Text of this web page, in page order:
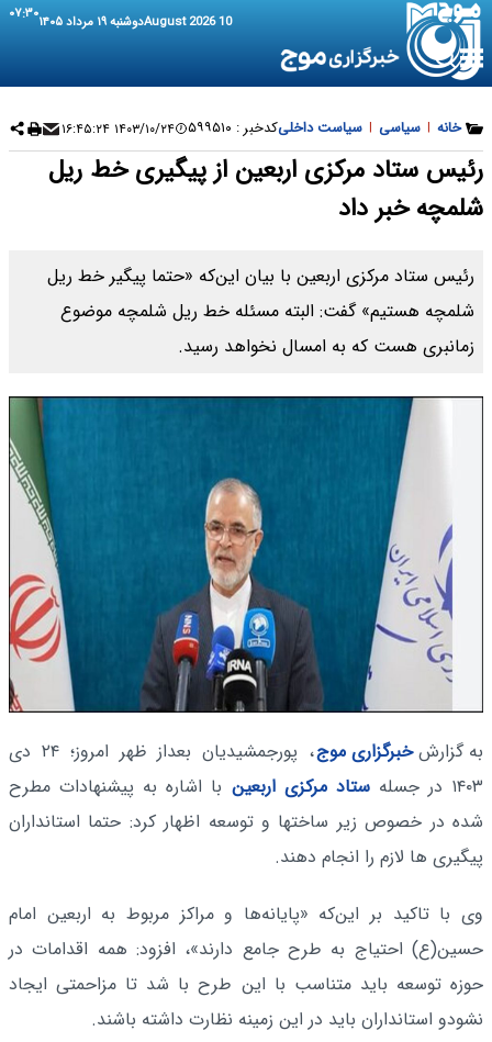
10 August 2026 دوشنبه ۱۹ مرداد ۱۴۰۵ ۰۷:۳۰
خانه | سیاسی | سیاست داخلیکدخبر : ۵۹۹۵۱۰ ۱۴۰۳/۱۰/۲۴ ۱۶:۴۵:۲۴
رئیس ستاد مرکزی اربعین از پیگیری خط ریل
شلمچه خبر داد
رئیس ستاد مرکزی اربعین با بیان این‌که «حتما پیگیر خط ریل
شلمچه هستیم» گفت: البته مسئله خط ریل شلمچه موضوع
زمانبری هست که به امسال نخواهد رسید.
به گزارشخبرگزاری موج
، پورجمشیدیان بعداز ظهر امروز؛ ۲۴ دی
۱۴۰۳ در جسله
ستاد مرکزی اربعین با اشاره به پیشنهادات مطرح
شده در خصوص زیر ساختها و توسعه اظهار کرد: حتما استانداران
پیگیری ها لازم را انجام دهند.
وی با تاکید بر این‌که «پایانه‌ها و مراکز مربوط به اربعین امام
حسین(ع) احتیاج به طرح جامع دارند»، افزود: همه اقدامات در
حوزه توسعه باید متناسب با این طرح با شد تا مزاحمتی ایجاد
نشودو استانداران باید در این زمینه نظارت داشته باشند.